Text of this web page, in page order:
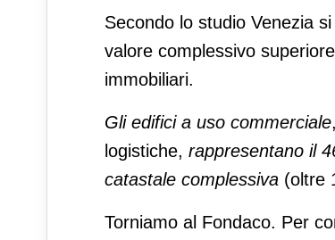
Secondo lo studio Venezia
valore complessivo
immobiliari.
Gli edifici a uso commerciale
logistiche, rappresentano il
catastale complessiva (oltre
Torniamo al Fondaco. Per